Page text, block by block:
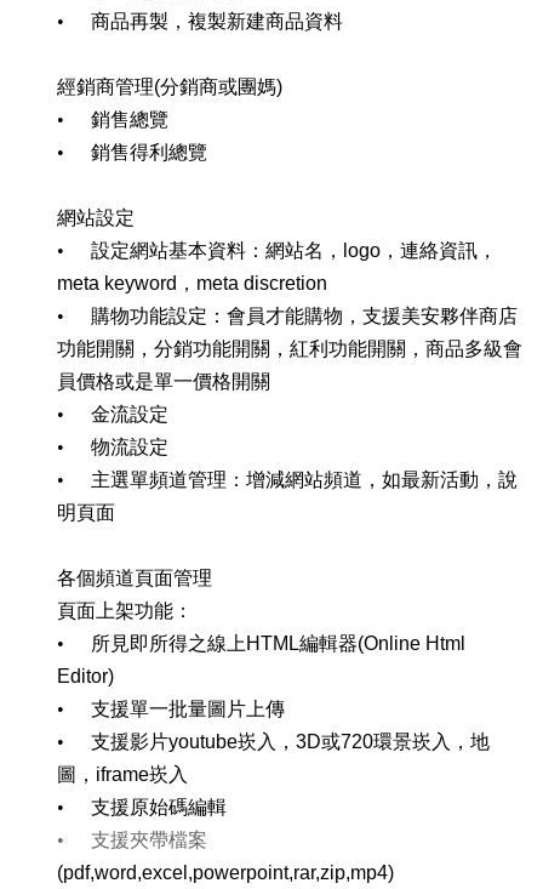
•
商品再製，複製新建商品資料
經銷商管理(分銷商或團媽)
•
銷售總覽
•
銷售得利總覽
網站設定
•
設定網站基本資料：網站名， logo ，連絡資訊，
meta keyword ， meta discretion
•
購物功能設定：會員才能購物，支援美安夥伴商店
功能開關，分銷功能開關，紅利功能開關，商品多級會
員價格或是單一價格開關
•
金流設定
•
物流設定
•
主選單頻道管理：增減網站頻道，如最新活動，說
明頁面
各個頻道頁面管理
頁面上架功能：
•
所見即所得之線上 HTML編輯器(Online Html
Editor)
•
支援單一批量圖片上傳
•
支援影片youtube崁入， 3D或720環景崁入，地
圖， iframe崁入
•
支援原始碼編輯
•
支援夾帶檔案
(pdf,word,excel,powerpoint,rar,zip,mp4)